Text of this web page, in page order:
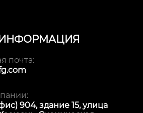
почта:
904, здание 15, улица